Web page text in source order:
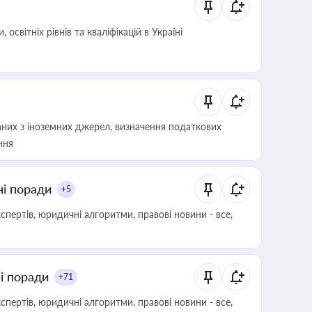
рівнів та кваліфікацій в Україні
з іноземних джерел, визначення податкових
поради +5
юридичні алгоритми, правові новини - все,
поради +71
юридичні алгоритми, правові новини - все,